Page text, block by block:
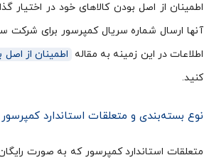
اطمینان از اصل بودن کالاهای خود در اختیار
آن­ها ارسال شماره سریال کمپرسور برای شرکت
اطلاعات در این زمینه به مقاله اطمینان از
کنید.
نوع بسته‌بندی و متعلقات استاندارد کمپرسور ۴ اسب Bitzer
متعلقات استاندارد کمپرسور که به صورت